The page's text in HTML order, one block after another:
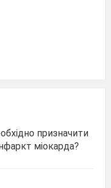
призначити
міокарда?